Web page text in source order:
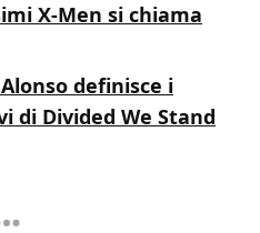
X-Men si chiama
definisce i
di Divided We Stand